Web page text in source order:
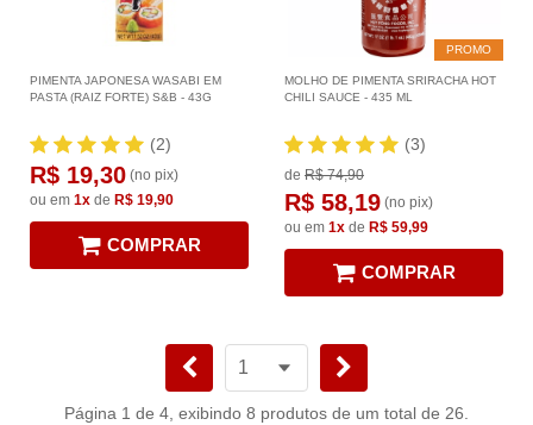
PIMENTA JAPONESA WASABI EM
PASTA (RAIZ FORTE) S&B - 43G
(2)
R$ 19,30 (no pix)
ou em 1x de R$ 19,90
COMPRAR
PROMO
MOLHO DE PIMENTA SRIRACHA HOT
CHILI SAUCE - 435 ML
(3)
de R$ 74,90
R$ 58,19 (no pix)
ou em 1x de R$ 59,99
COMPRAR
Página 1 de 4, exibindo 8 produtos de um total de 26.